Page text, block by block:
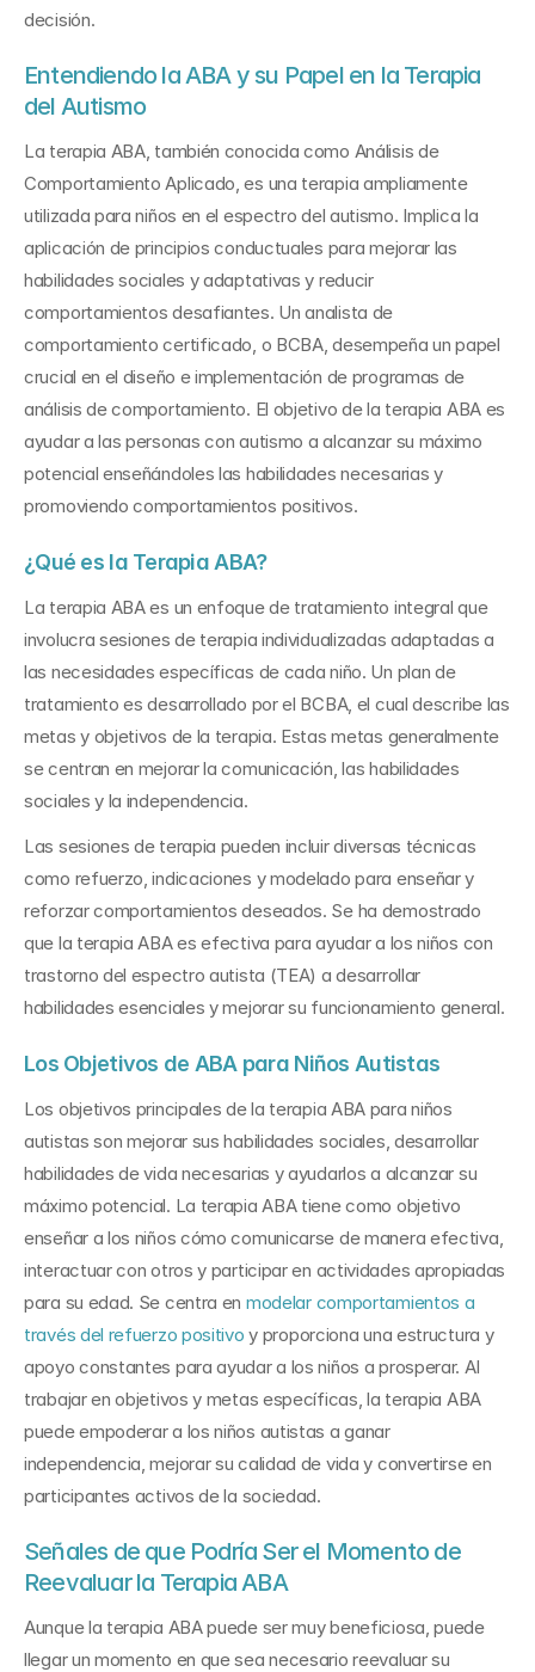
decisión.
Entendiendo la ABA y su Papel en la Terapia
del Autismo
La terapia ABA, también conocida como Análisis de
Comportamiento Aplicado, es una terapia ampliamente
utilizada para niños en el espectro del autismo. Implica la
aplicación de principios conductuales para mejorar las
habilidades sociales y adaptativas y reducir
comportamientos desafiantes. Un analista de
comportamiento certificado, o BCBA, desempeña un papel
crucial en el diseño e implementación de programas de
análisis de comportamiento. El objetivo de la terapia ABA es
ayudar a las personas con autismo a alcanzar su máximo
potencial enseñándoles las habilidades necesarias y
promoviendo comportamientos positivos.
¿Qué es la Terapia ABA?
La terapia ABA es un enfoque de tratamiento integral que
involucra sesiones de terapia individualizadas adaptadas a
las necesidades específicas de cada niño. Un plan de
tratamiento es desarrollado por el BCBA, el cual describe las
metas y objetivos de la terapia. Estas metas generalmente
se centran en mejorar la comunicación, las habilidades
sociales y la independencia.
Las sesiones de terapia pueden incluir diversas técnicas
como refuerzo, indicaciones y modelado para enseñar y
reforzar comportamientos deseados. Se ha demostrado
que la terapia ABA es efectiva para ayudar a los niños con
trastorno del espectro autista (TEA) a desarrollar
habilidades esenciales y mejorar su funcionamiento general.
Los Objetivos de ABA para Niños Autistas
Los objetivos principales de la terapia ABA para niños
autistas son mejorar sus habilidades sociales, desarrollar
habilidades de vida necesarias y ayudarlos a alcanzar su
máximo potencial. La terapia ABA tiene como objetivo
enseñar a los niños cómo comunicarse de manera efectiva,
interactuar con otros y participar en actividades apropiadas
para su edad. Se centra en modelar comportamientos a
través del refuerzo positivo y proporciona una estructura y
apoyo constantes para ayudar a los niños a prosperar. Al
trabajar en objetivos y metas específicas, la terapia ABA
puede empoderar a los niños autistas a ganar
independencia, mejorar su calidad de vida y convertirse en
participantes activos de la sociedad.
Señales de que Podría Ser el Momento de
Reevaluar la Terapia ABA
Aunque la terapia ABA puede ser muy beneficiosa, puede
llegar un momento en que sea necesario reevaluar su